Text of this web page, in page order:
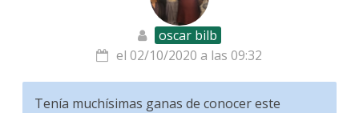
oscar bilb
el 02/10/2020 a las 09:32
Tenía muchísimas ganas de conocer este